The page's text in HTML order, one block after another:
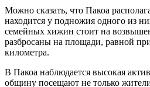
Можно сказать, что Пакоа
находится у подножия одного из
семейных хижин стоит на
разбросаны на площади, равной
километра.
В Пакоа наблюдается высокая
общину посещают не только